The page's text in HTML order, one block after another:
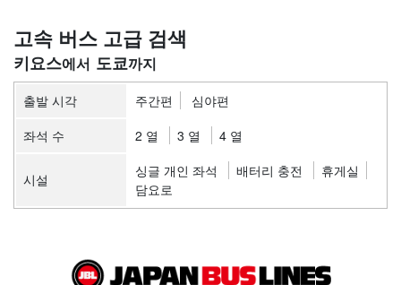
고속 버스 고급 검색
키요스 도쿄
출발 시각 주간편
심야편
좌석 수
2 열 3 열 4 열
시설 싱글 개인 좌석 배터리 충전
휴게실
담요로